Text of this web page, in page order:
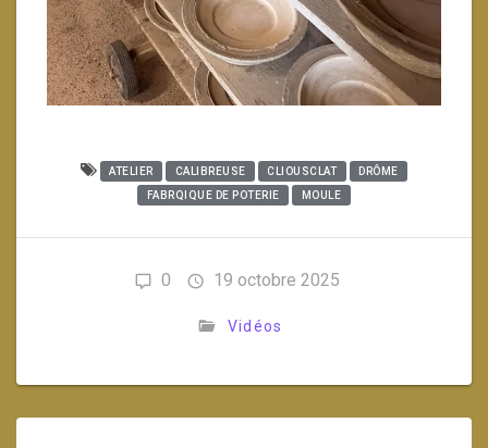
ATELIER CALIBREUSE CLIOUSCLAT
DRÔME
FABRQIQUE DE POTERIE
MOULE
0 19 octobre 2025
Vidéos